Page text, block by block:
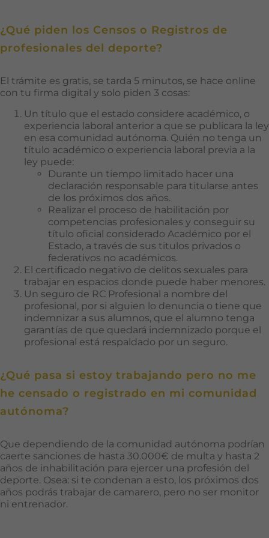
¿Qué piden los Censos o Registros de
profesionales del deporte?
El trámite es gratis, se tarda 5 minutos, se hace online
con tu firma digital y solo piden 3 cosas:
Un título que el estado considere académico, o
experiencia laboral anterior a que se publicara la ley
en esa comunidad autónoma. Quién no tenga un
título académico o experiencia laboral previa a la
ley puede:
Durante un tiempo limitado hacer una
declaración responsable para titularse antes
de los próximos dos años.
Realizar el proceso de habilitación por
competencias profesionales y conseguir su
título oficial considerado Académico por el
Estado, a través de sus titulos privados o
federativos no académicos.
El certificado negativo de delitos sexuales para
trabajar en espacios donde puede haber menores.
Un seguro de RC Profesional a nombre del
profesional, por si alguien lo denuncia o tiene que
indemnizar a sus alumnos, que el alumno tenga
garantías de que quedará indemnizado porque el
profesional está respaldado por un seguro.
¿Qué pasa si estoy trabajando pero no me
he censado o registrado en mi comunidad
autónoma?
Que dependiendo de la comunidad autónoma podrían
caerte sanciones de hasta 30.000€ de multa y hasta 2
años de inhabilitación para ejercer una profesión del
deporte. Osea: si te condenan a esto, los próximos dos
años podrás trabajar de camarero, pero no ser monitor
ni entrenador.
Necesarias
Estas
cookies no
son
opcionales.